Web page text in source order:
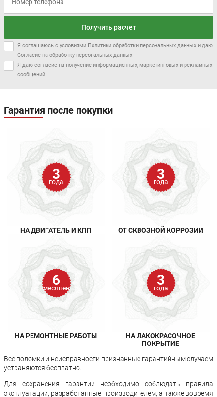
Получить расчет
Я соглашаюсь с условиями Политики обработки персональных данных и даю
Согласие на обработку персональных данных
Я даю согласие на получение информационных, маркетинговых и рекламных
сообщений
Гарантия после покупки
3
года
НА ДВИГАТЕЛЬ И КПП
3
года
ОТ СКВОЗНОЙ КОРРОЗИИ
6
месяцев
НА РЕМОНТНЫЕ РАБОТЫ
3
года
НА ЛАКОКРАСОЧНОЕ
ПОКРЫТИЕ
Все поломки и неисправности признанные гарантийным случаем
устраняются бесплатно.
Для сохранения гарантии необходимо соблюдать правила
эксплуатации, разработанные производителем, а также вовремя